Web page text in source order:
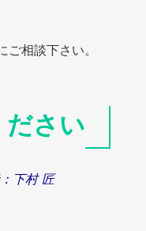
相談下さい。
ださい
下村 匠